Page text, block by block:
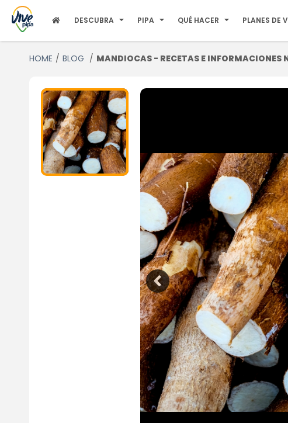
DESCUBRA PIPA QUÉ HACER PLANES DE
HOME BLOG MANDIOCAS - RECETAS E INFORMACIONES